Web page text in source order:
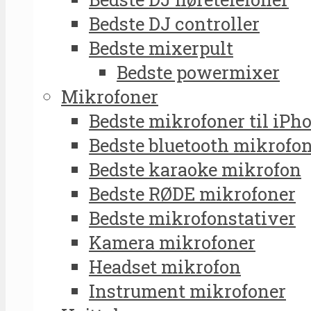
Bedste DJ controller
Bedste mixerpult
Bedste powermixer
Mikrofoner
Bedste mikrofoner til
Bedste bluetooth
Bedste karaoke mikrofon
Bedste RØDE mikrofoner
Bedste mikrofonstativer
Kamera mikrofoner
Headset mikrofon
Instrument mikrofoner